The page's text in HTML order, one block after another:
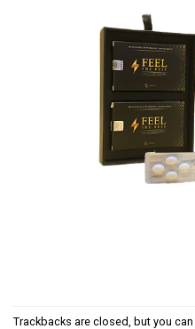
Trackbacks are closed, but you can